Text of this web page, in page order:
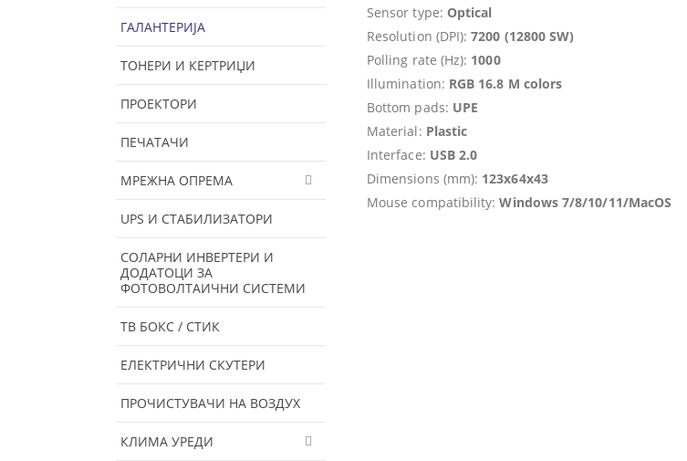
Sensor type: Optical
Resolution (DPI):7200 (12800 SW)
Polling rate (Hz): 1000
Illumination: RGB 16.8 M colors
Bottom pads: UPE
Material: Plastic
Interface: USB 2.0
Dimensions (mm): 123x64x43
Mouse compatibility:Windows 7/8/10/11/MacOS
ГАЛАНТЕРИЈА
ТОНЕРИ И КЕРТРИЏИ
ПРОЕКТОРИ
ПЕЧАТАЧИ
МРЕЖНА ОПРЕМА
UPS И СТАБИЛИЗАТОРИ
СОЛАРНИ ИНВЕРТЕРИ И
ДОДАТОЦИ ЗА
ФОТОВОЛТАИЧНИ СИСТЕМИ
ТВ БОКС / СТИК
ЕЛЕКТРИЧНИ СКУТЕРИ
ПРОЧИСТУВАЧИ НА ВОЗДУХ
КЛИМА УРЕДИ